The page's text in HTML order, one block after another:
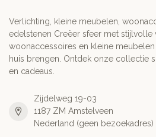
Verlichting, kleine meubelen,
edelstenen Creëer sfeer met stijlvolle
woonaccessoires en kleine
huis brengen. Ontdek onze collectie
en cadeaus.
Zijdelweg 19-03
1187 ZM Amstelveen
Nederland (geen bezoekadres)